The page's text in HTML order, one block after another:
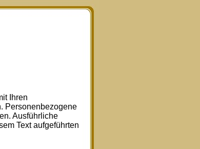
Ihren
Personenbezogene
Ausführliche
Text aufgeführten